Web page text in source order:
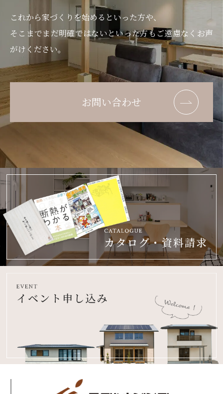
これから家づくりを始めるといった方や、
そこまでまだ明確ではないといった方もご遠慮なくお声
がけください。
お問い合わせ